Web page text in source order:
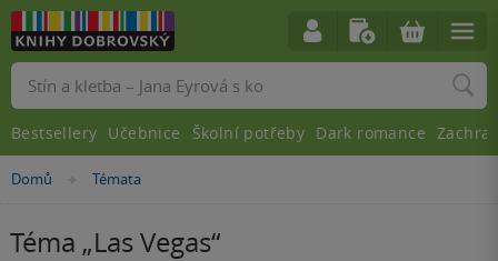
Domů »
Témata
Téma „Las Vegas“
Vyhledávání
Bestsellery Učebnice Školní potřeby Dark romance